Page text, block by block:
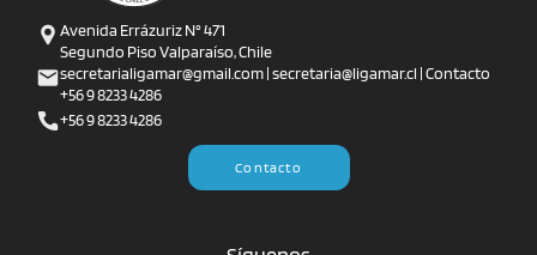
Avenida Errázuriz N° 471
Segundo Piso Valparaíso, Chile
secretarialigamar@gmail.com | secretaria@ligamar.cl | Contacto
+56 9 8233 4286
+56 9 8233 4286
Contacto